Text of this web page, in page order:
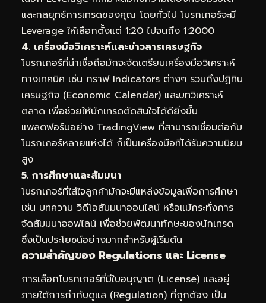
และกลยุทธ์การเทรดของคุณ โดยทั่วไป โบรกเกอร์จะมี
Leverage ให้เลือกตั้งแต่ 1:20 ไปจนถึง 1:2000
4. เครื่องมือวิเคราะห์และข่าวสารเศรษฐกิจ
โบรกเกอร์ที่น่าเชื่อถือมักจะจัดเตรียมเครื่องมือวิเคราะห์
ทางเทคนิค เช่น กราฟ Indicators ต่างๆ รวมถึงปฏิทิน
เศรษฐกิจ (Economic Calendar) และบทวิเคราะห์
ตลาด เพื่อช่วยให้นักเทรดตัดสินใจได้ดียิ่งขึ้น
แพลตฟอร์มอย่าง TradingView ที่สามารถเชื่อมต่อกับ
โบรกเกอร์หลายแห่งได้ ก็เป็นเครื่องมือที่ได้รับความนิยม
สูง
5. การศึกษาและสัมมนา
โบรกเกอร์ที่ใส่ใจลูกค้ามักจะมีแหล่งข้อมูลเพื่อการศึกษา
เช่น บทความ วิดีโอสัมมนาออนไลน์ หรือแม้กระทั่งการ
จัดสัมมนาออฟไลน์ เพื่อช่วยพัฒนาทักษะของนักเทรด
ซึ่งเป็นประโยชน์อย่างมากสำหรับผู้เริ่มต้น
ความสำคัญของ Regulations และ License
การเลือกโบรกเกอร์ที่มีใบอนุญาต (License) และอยู่
ภายใต้การกำกับดูแล (Regulation) ที่ถูกต้อง เป็น